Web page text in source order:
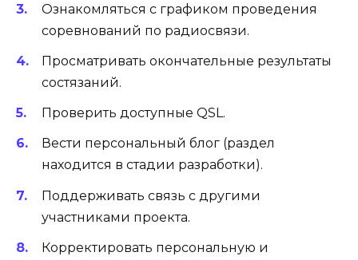
Ознакомляться с графиком проведения
соревнований по радиосвязи.
Просматривать окончательные результаты
состязаний.
Проверить доступные QSL.
Вести персональный блог (раздел
находится в стадии разработки).
Поддерживать связь с другими
участниками проекта.
Корректировать персональную и